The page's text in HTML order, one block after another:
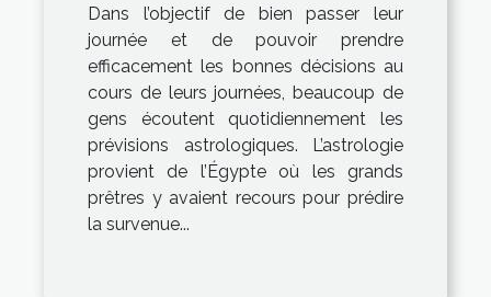
Dans l’objectif de bien passer leur
journée et de pouvoir prendre
efficacement les bonnes décisions au
cours de leurs journées, beaucoup de
gens écoutent quotidiennement les
prévisions astrologiques. L’astrologie
provient de l’Égypte où les grands
prêtres y avaient recours pour prédire
la survenue...